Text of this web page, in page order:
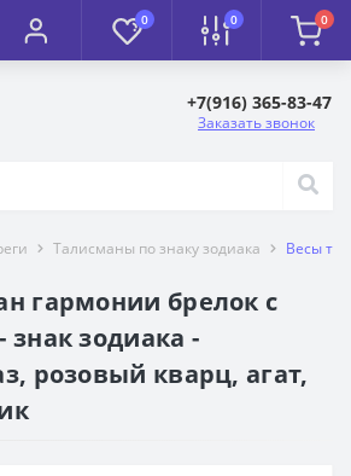
0 0 0
+7(916) 365-83-47
Заказать звонок
Талисманы по знаку зодиака Весы
гармонии брелок с
зодиака -
розовый кварц, агат,